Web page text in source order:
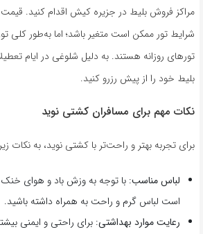
مراکز فروش بلیط در جزیره کیش اقدام کنید.
شرایط تور ممکن است متغیر باشد؛ اما به‌طور کلی
تورهای روزانه هستند. به دلیل شلوغی در ایام
بلیط خود را از پیش رزرو کنید.
نکات مهم برای مسافران کشتی نوید
برای تجربه بهتر و راحت‌تر با کشتی نوید، به نکات
لباس مناسب: با توجه به وزش باد و هوای
است لباس گرم و راحت به همراه داشته باشید.
رعایت موارد بهداشتی: برای راحتی و ایمنی